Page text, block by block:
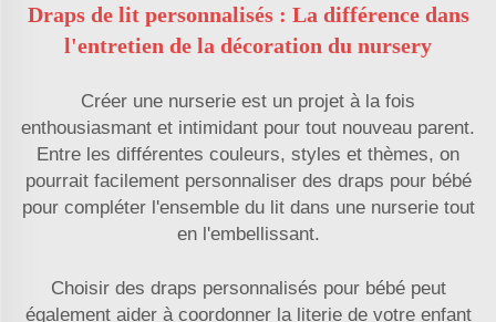
Draps de lit personnalisés : La différence dans
l'entretien de la décoration du nursery
Créer une nurserie est un projet à la fois
enthousiasmant et intimidant pour tout nouveau parent.
Entre les différentes couleurs, styles et thèmes, on
pourrait facilement personnaliser des draps pour bébé
pour compléter l'ensemble du lit dans une nurserie tout
en l'embellissant.
Choisir des draps personnalisés pour bébé peut
également aider à coordonner la literie de votre enfant